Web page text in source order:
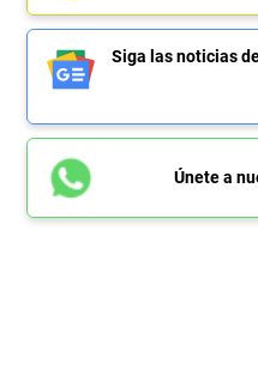
Siga las noticias
Únete a